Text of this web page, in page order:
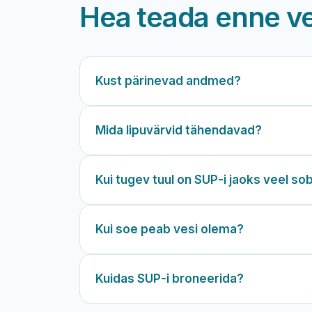
Hea teada enne
Kust pärinevad andmed?
Mida lipuvärvid tähendavad?
Kui tugev tuul on SUP-i jaoks veel
Kui soe peab vesi olema?
Kuidas SUP-i broneerida?